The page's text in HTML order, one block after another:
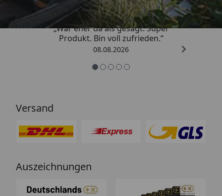
„War eher da als gesagt. Super
Produkt. Bin voll zufrieden.“
08.08.2026
Versand
Auszeichnungen